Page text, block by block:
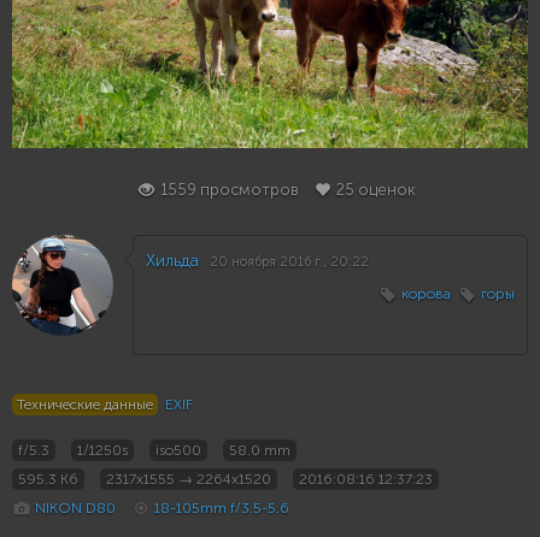
25
1559 просмотров 25 оценок
Хильда 20 ноября 2016 г., 20:22
корова горы
Технические данные EXIF
f/5.3 1/1250s iso500
58.0 mm
595.3 Кб
2317x1555 → 2264x1520
2016:08:16 12:37:23
NIKON D80
18-105mm f/3.5-5.6